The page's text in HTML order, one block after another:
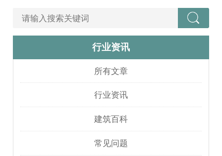
行业资讯
所有文章
行业资讯
建筑百科
常见问题